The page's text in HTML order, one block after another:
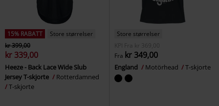
15% RABATT
Store størrelser
kr 399,00
kr 339,00
Heeze - Back Lace Wide Slub
Jersey T-skjorte
Rotterdamned
T-skjorte
Store størrelser
KPI
Fra kr 369,00
Fra kr 349,00
England Motörhead T-skjorte